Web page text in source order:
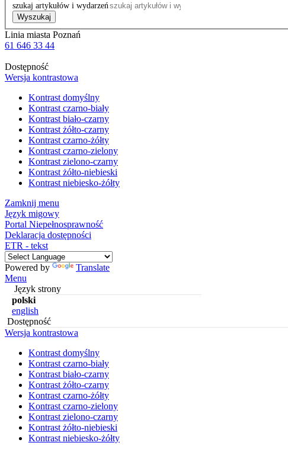
szukaj artykułów i wydarzeń
Wyszukaj
Linia miasta Poznań
61 646 33 44
Dostępność
Wersja kontrastowa
Kontrast domyślny
Kontrast czarno-biały
Kontrast biało-czarny
Kontrast żółto-czarny
Kontrast czarno-żółty
Kontrast czarno-zielony
Kontrast zielono-czarny
Kontrast żółto-niebieski
Kontrast niebiesko-żółty
Zamknij menu
Język migowy
Portal Niepełnosprawność
Deklaracja dostępności
ETR - tekst
Powered by
Translate
Menu
Język strony
polski
english
Dostępność
Wersja kontrastowa
Kontrast domyślny
Kontrast czarno-biały
Kontrast biało-czarny
Kontrast żółto-czarny
Kontrast czarno-żółty
Kontrast czarno-zielony
Kontrast zielono-czarny
Kontrast żółto-niebieski
Kontrast niebiesko-żółty